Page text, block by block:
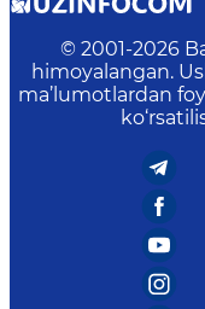
© 2001-2026
himoyalangan.
ma’lumotlardan